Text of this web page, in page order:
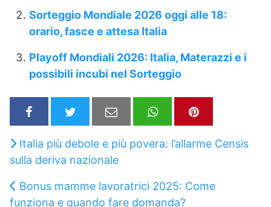
Sorteggio Mondiale 2026 oggi alle 18:
orario, fasce e attesa Italia
Playoff Mondiali 2026: Italia, Materazzi e i
possibili incubi nel Sorteggio
Italia più debole e più povera: l’allarme Censis
sulla deriva nazionale
Bonus mamme lavoratrici 2025: Come
funziona e quando fare domanda?